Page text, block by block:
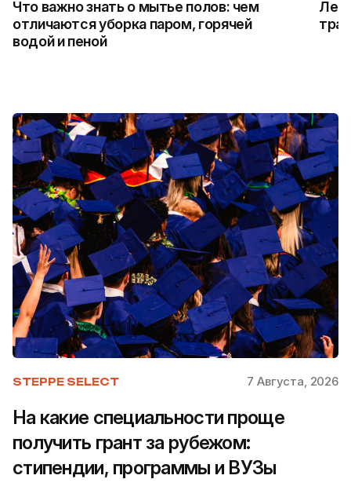
Что важно знать о мытье полов: чем
отличаются уборка паром, горячей
водой и пеной
STEPPE SELECT 7 Августа, 2026
На какие специальности проще
получить грант за рубежом:
стипендии, программы и ВУЗы